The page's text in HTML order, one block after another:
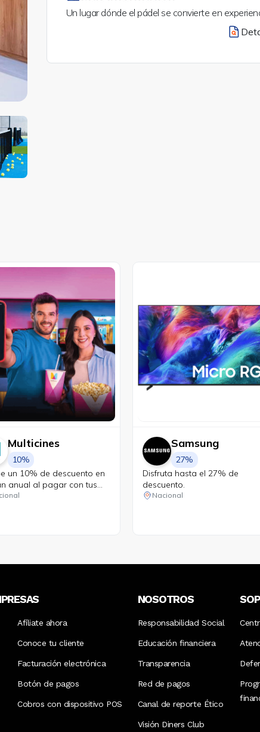
Un lugar dónde el pádel se convierte en
Multicines
10%
un 10% de descuento en
anual al pagar con tus
Diners Club. Además,
Samsung
27%
Disfruta hasta el 27% de
descuento.
Nacional
Afíliate ahora
Conoce tu cliente
Facturación electrónica
Botón de pagos
Cobros con dispositivo POS
NOSOTROS
Responsabilidad Social
Educación financiera
Transparencia
Red de pagos
Canal de reporte Ético
Visión Diners Club